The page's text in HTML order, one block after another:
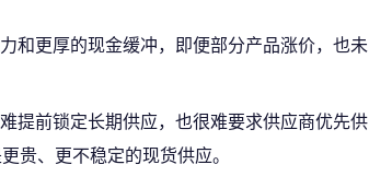
和更厚的现金缓冲，即便部分产品涨价，也未
提前锁定长期供应，也很难要求供应商优先供
贵、更不稳定的现货供应。